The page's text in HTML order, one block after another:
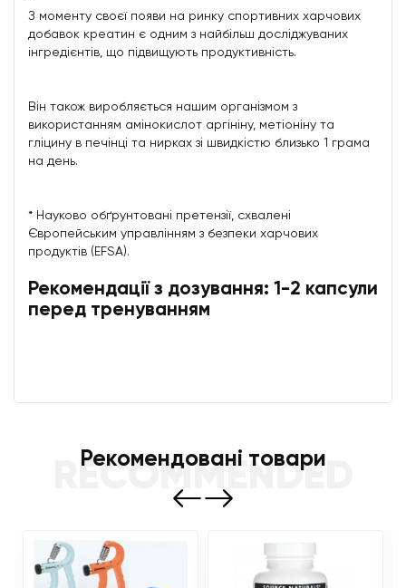
З моменту своєї появи на ринку спортивних харчових
добавок креатин є одним з найбільш досліджуваних
інгредієнтів, що підвищують продуктивність.
Він також виробляється нашим організмом з
використанням амінокислот аргініну, метіоніну та
гліцину в печінці та нирках зі швидкістю близько 1 грама
на день.
* Науково обґрунтовані претензії, схвалені
Європейським управлінням з безпеки харчових
продуктів (EFSA).
Рекомендації з дозування: 1-2 капсули
перед тренуванням
RECOMMENDED
Рекомендовані товари